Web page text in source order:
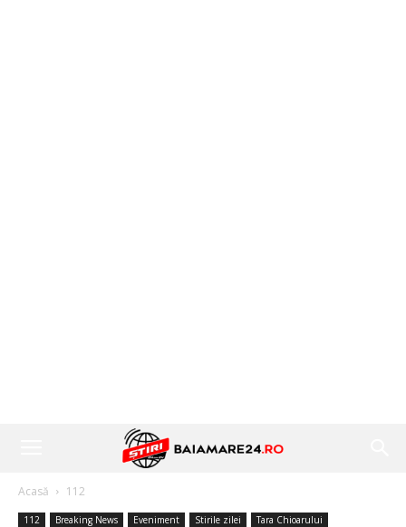
Acasă 112
112 Breaking News Eveniment Stirile zilei Tara Chioarului